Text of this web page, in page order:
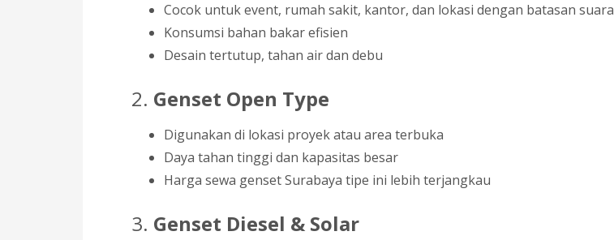
Cocok untuk event, rumah sakit, kantor, dan lokasi dengan batasan suara
Konsumsi bahan bakar efisien
Desain tertutup, tahan air dan debu
2. Genset Open Type
Digunakan di lokasi proyek atau area terbuka
Daya tahan tinggi dan kapasitas besar
Harga sewa genset Surabaya tipe ini lebih terjangkau
3. Genset Diesel & Solar